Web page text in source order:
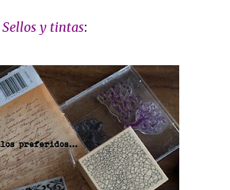
Sellos y tintas: